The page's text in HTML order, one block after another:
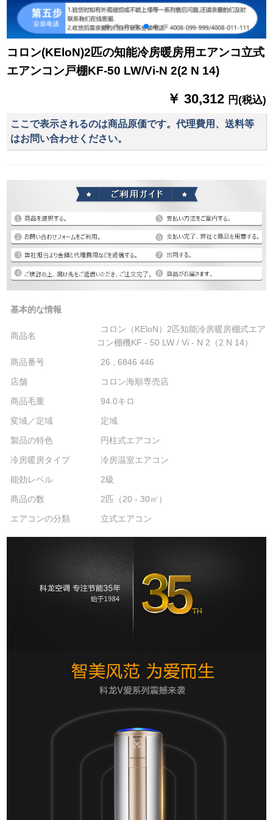
コロン(KEloN)2匹の知能冷房暖房用エアンコ立式
エアンコン戸棚KF-50 LW/Vi-N 2(2 N 14)
￥ 30,312 円(税込)
ここで表示されるのは商品原価です。代理費用、送料等
はお問い合わせください。
基本的な情報
商品名
コロン（KEloN）2匹知能冷房暖房棚式エア
コン棚機KF - 50 LW / Vi - N 2（2 N 14）
商品番号
26 , 6846 446
店舗
コロン海順専売店
商品毛重
94.0キロ
変域／定域
定域
製品の特色
円柱式エアコン
冷房暖房タイプ
冷房温室エアコン
能効レベル
2級
商品の数
2匹（20 - 30㎡）
エアコンの分類
立式エアコン